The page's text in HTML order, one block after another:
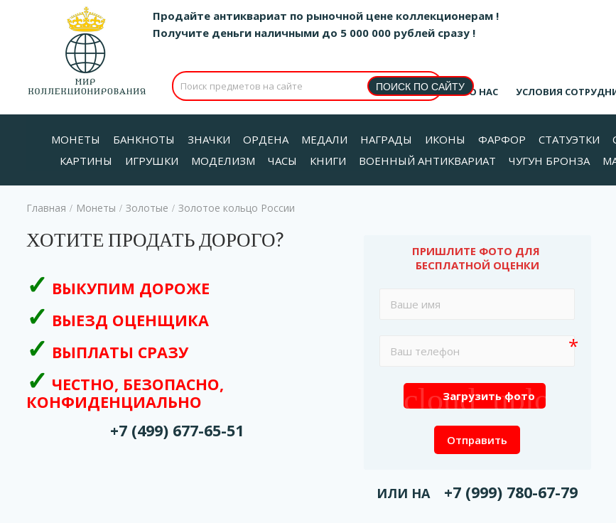
Продайте антиквариат по рыночной цене коллекционерам !
Получите деньги наличными до 5 000 000 рублей сразу !
О НАС УСЛОВИЯ
МОНЕТЫ БАНКНОТЫ ЗНАЧКИ ОРДЕНА МЕДАЛИ НАГРАДЫ ИКОНЫ ФАРФОР СТАТУЭТКИ
КАРТИНЫ
ИГРУШКИ МОДЕЛИЗМ ЧАСЫ КНИГИ ВОЕННЫЙ АНТИКВАРИАТ ЧУГУН БРОНЗА
Главная / Монеты / Золотые / Золотое кольцо России
ХОТИТЕ ПРОДАТЬ ДОРОГО?
ВЫКУПИМ ДОРОЖЕ
ВЫЕЗД ОЦЕНЩИКА
ВЫПЛАТЫ СРАЗУ
ЧЕСТНО, БЕЗОПАСНО,
КОНФИДЕНЦИАЛЬНО
+7 (499) 677-65-51
ПРИШЛИТЕ ФОТО ДЛЯ
БЕСПЛАТНОЙ ОЦЕНКИ
cloud_upload
Загрузить фото
Отправить
ИЛИ НА +7 (999) 780-67-79